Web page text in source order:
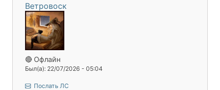
Ветровоск
🔴 Офлайн
Был(а): 22/07/2026 - 05:04
Послать ЛС